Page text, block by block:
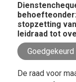
stopzetting
leidraad tot
Goedgekeurd
De raad voor